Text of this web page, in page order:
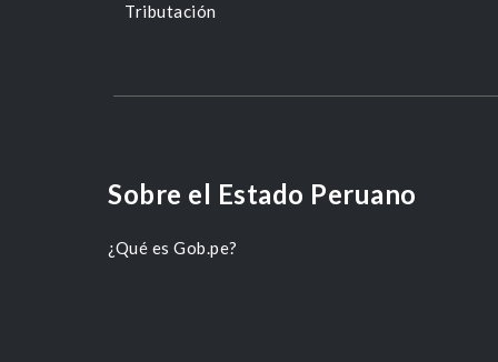
Tributación
Sobre el Estado Peruano
¿Qué es Gob.pe?